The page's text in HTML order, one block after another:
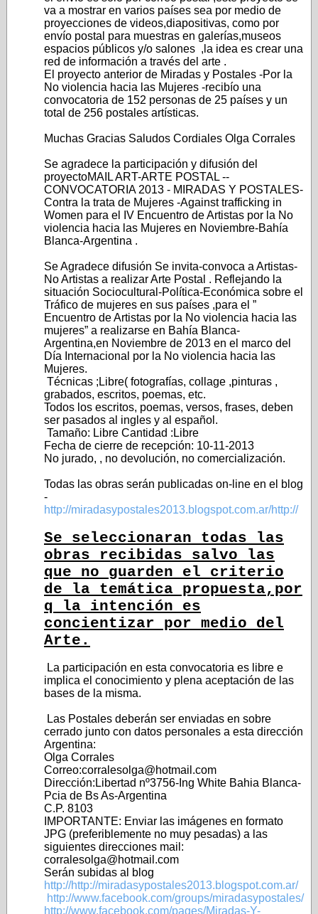
va a mostrar en varios países sea por medio de
proyecciones de videos,diapositivas, como por
envío postal para muestras en galerías,museos
espacios públicos y/o salones ,la idea es crear una
red de información a través del arte .
El proyecto anterior de Miradas y Postales -Por la
No violencia hacia las Mujeres -recibío una
convocatoria de 152 personas de 25 países y un
total de 256 postales artísticas.
Muchas Gracias Saludos Cordiales Olga Corrales
Se agradece la participación y difusión del
proyectoMAIL ART-ARTE POSTAL --
CONVOCATORIA 2013 - MIRADAS Y POSTALES-
Contra la trata de Mujeres -Against trafficking in
Women para el IV Encuentro de Artistas por la No
violencia hacia las Mujeres en Noviembre-Bahía
Blanca-Argentina .
Se Agradece difusión Se invita-convoca a Artistas-
No Artistas a realizar Arte Postal . Reflejando la
situación Sociocultural-Política-Económica sobre el
Tráfico de mujeres en sus países ,para el ”
Encuentro de Artistas por la No violencia hacia las
mujeres” a realizarse en Bahía Blanca-
Argentina,en Noviembre de 2013 en el marco del
Día Internacional por la No violencia hacia las
Mujeres.
Técnicas ;Libre( fotografías, collage ,pinturas ,
grabados, escritos, poemas, etc.
Todos los escritos, poemas, versos, frases, deben
ser pasados al ingles y al español.
Tamaño: Libre Cantidad :Libre
Fecha de cierre de recepción: 10-11-2013
No jurado, , no devolución, no comercialización.
Todas las obras serán publicadas on-line en el blog
-
http://miradasypostales2013.blogspot.com.ar/http://
Se seleccionaran todas las
obras recibidas salvo las
que no guarden el criterio
de la temática propuesta,por
q la intención es
concientizar por medio del
Arte.
La participación en esta convocatoria es libre e
implica el conocimiento y plena aceptación de las
bases de la misma.
Las Postales deberán ser enviadas en sobre
cerrado junto con datos personales a esta dirección
Argentina:
Olga Corrales
Correo:corralesolga@hotmail.com
Dirección:Libertad nº3756-Ing White Bahia Blanca-
Pcia de Bs As-Argentina
C.P. 8103
IMPORTANTE: Enviar las imágenes en formato
JPG (preferiblemente no muy pesadas) a las
siguientes direcciones mail:
corralesolga@hotmail.com
Serán subidas al blog
http://http://miradasypostales2013.blogspot.com.ar/
http://www.facebook.com/groups/miradasypostales/
http://www.facebook.com/pages/Miradas-Y-